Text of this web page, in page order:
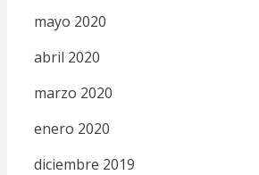
mayo 2020
abril 2020
marzo 2020
enero 2020
diciembre 2019